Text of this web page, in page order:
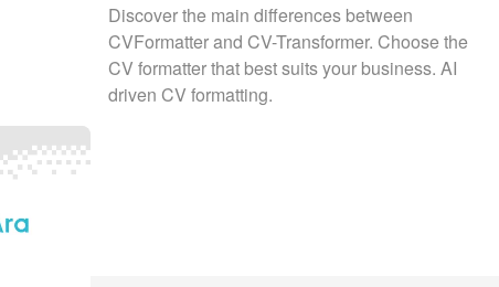
Discover the main differences between
CVFormatter and CV-Transformer. Choose the
CV formatter that best suits your business. AI
driven CV formatting.